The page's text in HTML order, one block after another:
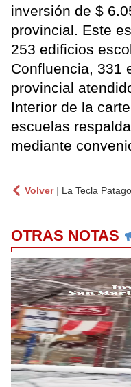
inversión de $
provincial. Este
253 edificios
Confluencia, 331
provincial
Interior de la
escuelas
mediante
Volver| La Tecla
OTRAS NOTAS